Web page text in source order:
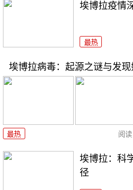
埃博拉疫情
最热
埃博拉病毒：起源之谜与发
最热 阅读
埃博拉：科
径